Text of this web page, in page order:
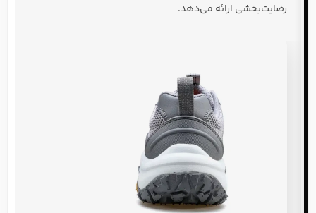
رضایت‌بخشی ارائه می‌دهد.